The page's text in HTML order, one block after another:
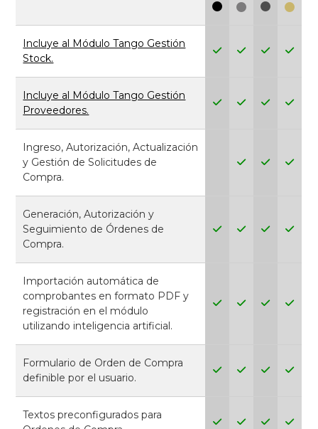
Incluye al Módulo Tango Gestión
Stock.
Incluye al Módulo Tango Gestión
Proveedores.
Ingreso, Autorización, Actualización
y Gestión de Solicitudes de
Compra.
Generación, Autorización y
Seguimiento de Órdenes de
Compra.
Importación automática de
comprobantes en formato PDF y
registración en el módulo
utilizando inteligencia artificial.
Formulario de Orden de Compra
definible por el usuario.
Textos preconfigurados para